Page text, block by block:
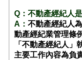
Q：不動產經紀人
A： 不動產經紀人
動產經紀業管理條
「不動產經紀人」
主要工作內容為負